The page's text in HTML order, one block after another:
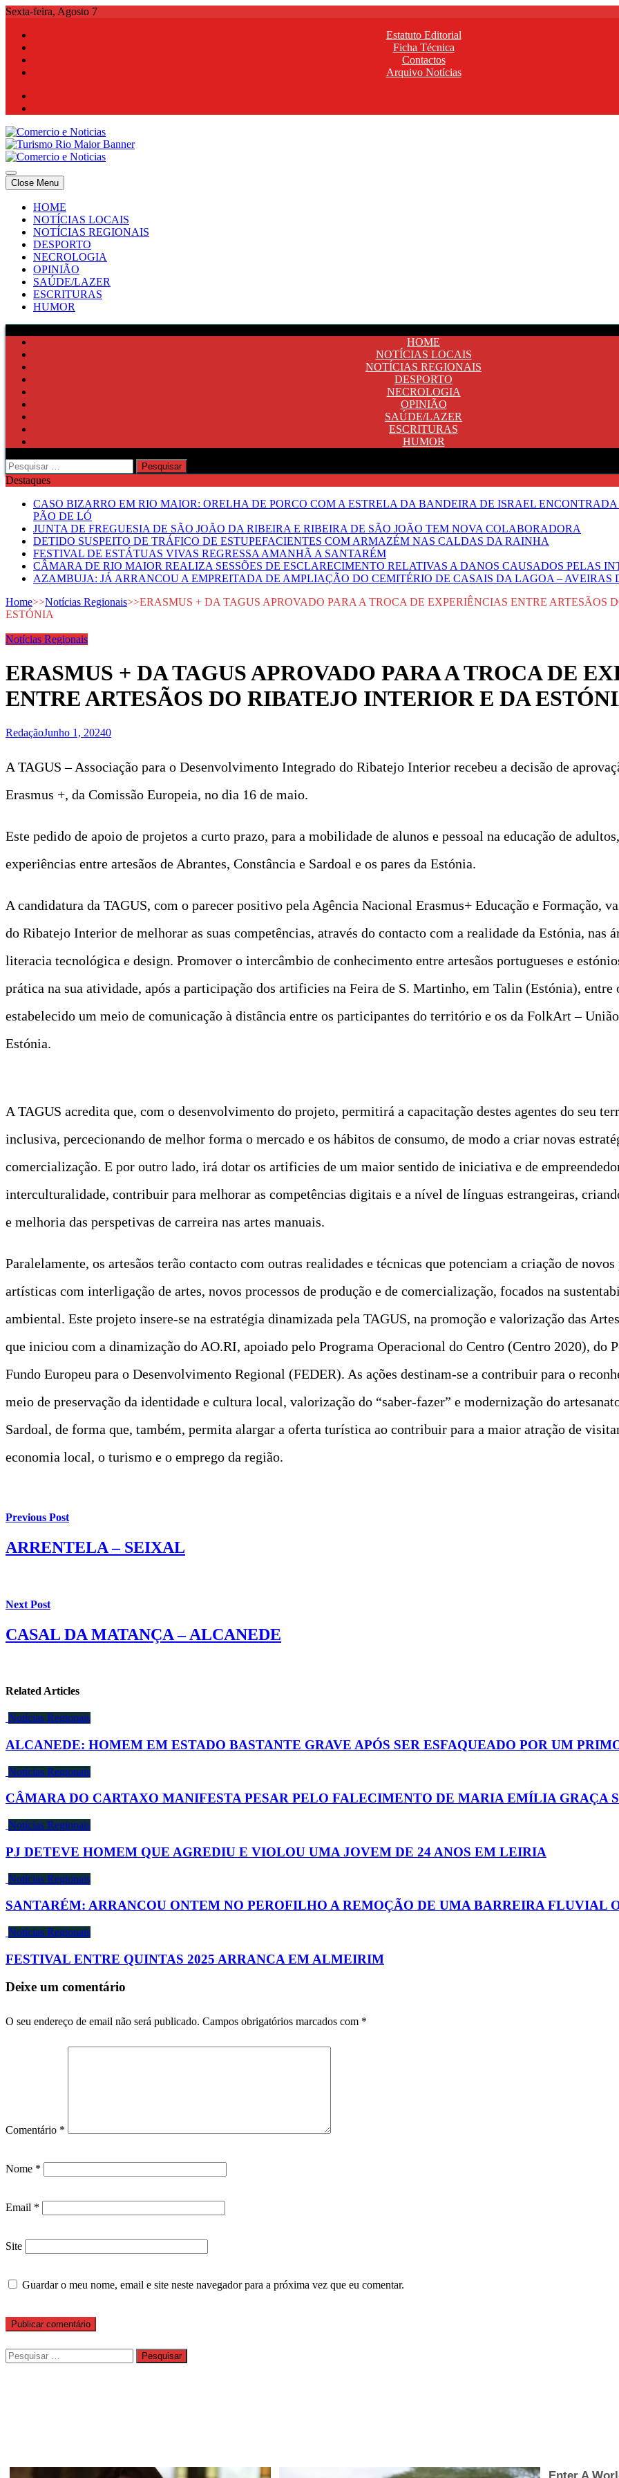
Skip
content
Sexta-feira, Agosto 7
Estatuto Editorial
Ficha Técnica
Contactos
Arquivo Notícias
Comercio e Noticias
Notícias e Publicidade Online
Comercio e Noticias
Notícias e Publicidade Online
Close Menu
HOME
NOTÍCIAS LOCAIS
NOTÍCIAS REGIONAIS
DESPORTO
NECROLOGIA
OPINIÃO
SAÚDE/LAZER
ESCRITURAS
HUMOR
HOME
NOTÍCIAS LOCAIS
NOTÍCIAS REGIONAIS
DESPORTO
NECROLOGIA
OPINIÃO
SAÚDE/LAZER
ESCRITURAS
HUMOR
Pesquisar
por:
Destaques
CASO BIZARRO EM RIO MAIOR: ORELHA DE PORCO COM A ESTRELA DA BANDEIRA DE ISRAEL
PÃO DE LÓ
JUNTA DE FREGUESIA DE SÃO JOÃO DA RIBEIRA E RIBEIRA DE SÃO JOÃO TEM NOVA COLABORADORA
DETIDO SUSPEITO DE TRÁFICO DE ESTUPEFACIENTES COM ARMAZÉM NAS CALDAS DA RAINHA
FESTIVAL DE ESTÁTUAS VIVAS REGRESSA AMANHÃ A SANTARÉM
CÂMARA DE RIO MAIOR REALIZA SESSÕES DE ESCLARECIMENTO RELATIVAS A DANOS CAUSADOS PELAS
AZAMBUJA: JÁ ARRANCOU A EMPREITADA DE AMPLIAÇÃO DO CEMITÉRIO DE CASAIS DA LAGOA – AVEIRAS
Home>>Notícias Regionais>>ERASMUS + DA TAGUS APROVADO PARA A TROCA DE EXPERIÊNCIAS ENTRE ARTESÃOS
ESTÓNIA
Notícias Regionais
ERASMUS + DA TAGUS APROVADO PARA A TROCA DE
ENTRE ARTESÃOS DO RIBATEJO INTERIOR E DA
RedaçãoJunho 1, 20240
A TAGUS – Associação para o Desenvolvimento Integrado do Ribatejo Interior recebeu a decisão de
Erasmus +, da Comissão Europeia, no dia 16 de maio.
Este pedido de apoio de projetos a curto prazo, para a mobilidade de alunos e pessoal na educação de
experiências entre artesãos de Abrantes, Constância e Sardoal e os pares da Estónia.
A candidatura da TAGUS, com o parecer positivo pela Agência Nacional Erasmus+ Educação e Formação,
do Ribatejo Interior de melhorar as suas competências, através do contacto com a realidade da Estónia, nas
literacia tecnológica e design. Promover o intercâmbio de conhecimento entre artesãos portugueses e
prática na sua atividade, após a participação dos artificies na Feira de S. Martinho, em Talin (Estónia), entre
estabelecido um meio de comunicação à distância entre os participantes do território e os da FolkArt –
Estónia.
A TAGUS acredita que, com o desenvolvimento do projeto, permitirá a capacitação destes agentes do seu
inclusiva, percecionando de melhor forma o mercado e os hábitos de consumo, de modo a criar novas
comercialização. E por outro lado, irá dotar os artificies de um maior sentido de iniciativa e de
interculturalidade, contribuir para melhorar as competências digitais e a nível de línguas estrangeiras,
e melhoria das perspetivas de carreira nas artes manuais.
Paralelamente, os artesãos terão contacto com outras realidades e técnicas que potenciam a criação de
artísticas com interligação de artes, novos processos de produção e de comercialização, focados na
ambiental. Este projeto insere-se na estratégia dinamizada pela TAGUS, na promoção e valorização das
que iniciou com a dinamização do AO.RI, apoiado pelo Programa Operacional do Centro (Centro 2020), do
Fundo Europeu para o Desenvolvimento Regional (FEDER). As ações destinam-se a contribuir para o
meio de preservação da identidade e cultura local, valorização do “saber-fazer” e modernização do
Sardoal, de forma que, também, permita alargar a oferta turística ao contribuir para a maior atração de
economia local, o turismo e o emprego da região.
Previous Post
ARRENTELA – SEIXAL
Next Post
CASAL DA MATANÇA – ALCANEDE
Related Articles
Notícias Regionais
ALCANEDE: HOMEM EM ESTADO BASTANTE GRAVE APÓS SER ESFAQUEADO POR UM
Notícias Regionais
CÂMARA DO CARTAXO MANIFESTA PESAR PELO FALECIMENTO DE MARIA EMÍLIA GRAÇA
Notícias Regionais
PJ DETEVE HOMEM QUE AGREDIU E VIOLOU UMA JOVEM DE 24 ANOS EM LEIRIA
Notícias Regionais
SANTARÉM: ARRANCOU ONTEM NO PEROFILHO A REMOÇÃO DE UMA BARREIRA FLUVIAL
Notícias Regionais
FESTIVAL ENTRE QUINTAS 2025 ARRANCA EM ALMEIRIM
Deixe um comentário
O seu endereço de email não será publicado. Campos obrigatórios marcados com *
Comentário *
Nome *
Email *
Site
Guardar o meu nome, email e site neste navegador para a próxima vez que eu comentar.
Pesquisar
por: